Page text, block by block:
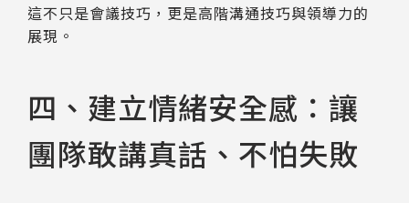
這不只是會議技巧，更是高階溝通技巧與領導力的
展現。
四、建立情緒安全感：讓
團隊敢講真話、不怕失敗